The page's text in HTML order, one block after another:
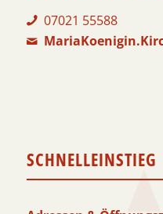
07021 55588
SCHNELLEINSTIEG